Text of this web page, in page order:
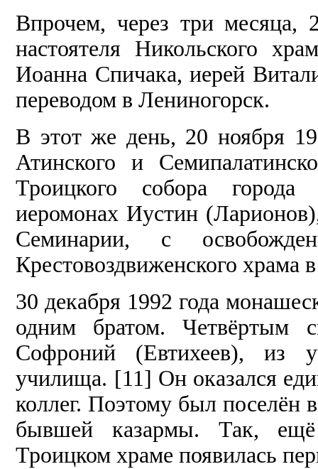
Впрочем, через три месяца,
настоятеля Никольского
Иоанна Спичака, иерей
переводом в Лениногорск.
В этот же день, 20 ноября
Атинского и
Троицкого собора города
иеромонах Иустин
Семинарии, с
Крестовоздвиженского
30 декабря 1992 года
одним братом. Четвёртым
Софроний (Евтихеев), из
училища. [11] Он оказался
коллег. Поэтому был поселён
бывшей казармы. Так,
Троицком храме появилась